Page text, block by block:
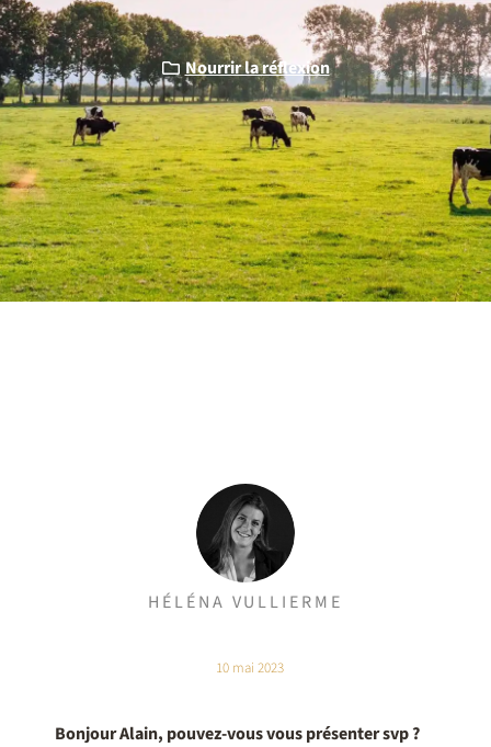
Nourrir la réflexion
HÉLÉNA VULLIERME
10 mai 2023
Bonjour Alain, pouvez-vous vous présenter svp ?